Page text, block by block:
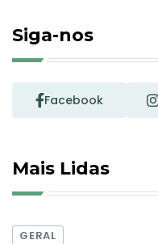
Siga-nos
Facebook
Mais Lidas
GERAL